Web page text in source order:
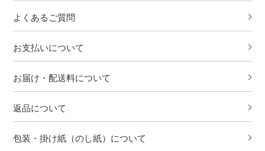
よくあるご質問
お支払いについて
お届け・配送料について
返品について
包装・掛け紙（のし紙）について